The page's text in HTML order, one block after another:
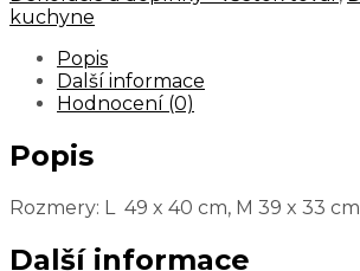
kuchyne
Popis
Další informace
Hodnocení (0)
Popis
Rozmery: L 49 x 40 cm, M 39 x 33
Další informace